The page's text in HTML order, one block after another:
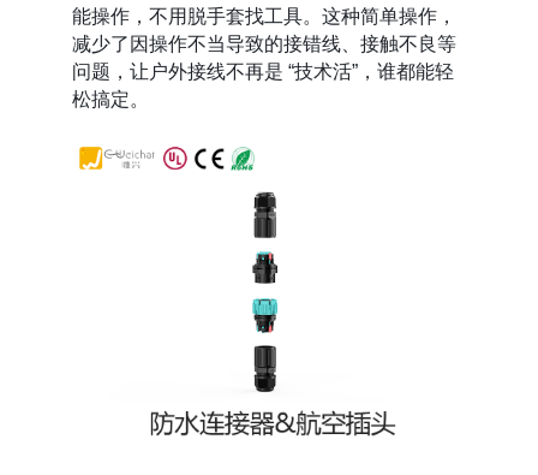
能操作，不用脱手套找工具。这种简单操作，
减少了因操作不当导致的接错线、接触不良等
问题，让户外接线不再是 “技术活”，谁都能轻
松搞定。